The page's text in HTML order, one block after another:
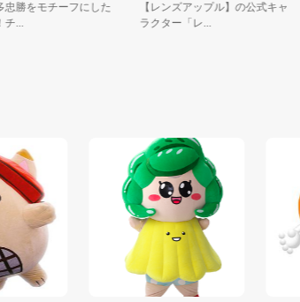
多忠勝をモチーフにした
！チ...
【レンズアップル】の公式キャ
ラクター「レ...